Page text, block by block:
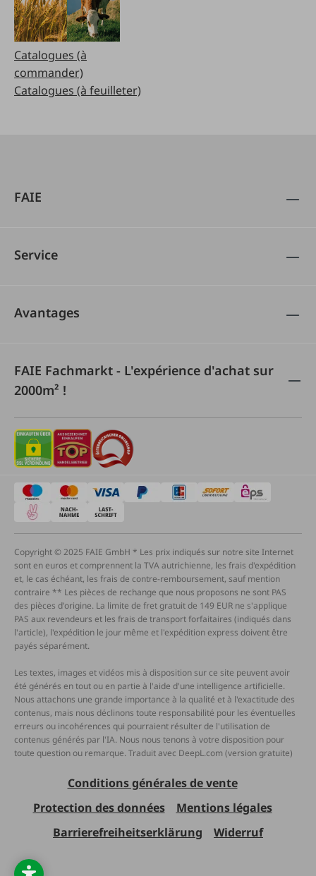
Catalogues (à
commander)
Catalogues (à feuilleter)
FAIE
Service
Avantages
FAIE Fachmarkt - L'expérience d'achat sur
2000m² !
Copyright © 2025 FAIE GmbH * Les prix indiqués sur notre site Internet
sont en euros et comprennent la TVA autrichienne, les frais d'expédition
et, le cas échéant, les frais de contre-remboursement, sauf mention
contraire ** Les pièces de rechange que nous proposons ne sont PAS
des pièces d'origine. La limite de fret gratuit de 149 EUR ne s'applique
PAS aux revendeurs et les frais de transport forfaitaires (indiqués dans
l'article), l'expédition le jour même et l'expédition express doivent être
payés séparément.
Les textes, images et vidéos mis à disposition sur ce site peuvent avoir
été générés en tout ou en partie à l'aide d'une intelligence artificielle.
Nous attachons une grande importance à la qualité et à l'exactitude des
contenus, mais nous déclinons toute responsabilité pour les éventuelles
erreurs ou incohérences qui pourraient résulter de l'utilisation de
contenus générés par l'IA. Nous nous tenons à votre disposition pour
toute question ou remarque. Traduit avec DeepL.com (version gratuite)
Conditions générales de vente
Protection des données
Mentions légales
Barrierefreiheitserklärung
Widerruf